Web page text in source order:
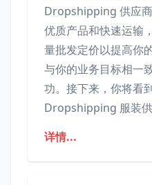
Dropshipping 供应
优质产品和快速运输
量批发定价以提高你
与你的业务目标相一
功。接下来，你将看
Dropshipping 服装
详情...